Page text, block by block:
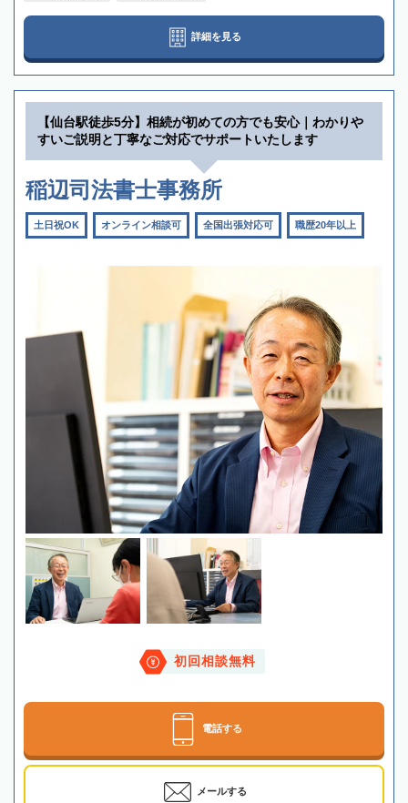
詳細を見る
【仙台駅徒歩5分】相続が初めての方でも安心｜わかりや
すいご説明と丁寧なご対応でサポートいたします
稲辺司法書士事務所
土日祝OK オンライン相談可 全国出張対応可 職歴20年以上
初回相談無料
電話する
メールする